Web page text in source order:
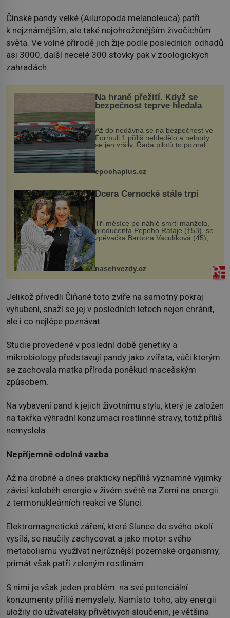
Čínské pandy velké (Ailuropoda melanoleuca) patří
k nejznámějším, ale také nejohroženějším živočichům
světa. Ve volné přírodě jich žije podle posledních odhadů
asi 3000, další necelé 300 stovky pak v zoologických
zahradách.
Na hraně přežití. Když se
bezpečnost teprve hledala
Až do nedávna se na bezpečnost ve
Formuli 1 příliš nehledělo a nehody
se jen vršily. Řada pilotů to poznala
na vlastní kůži, často s trvalými
následky nebo bohužel i ztrátou
života. Dnes nepochopiteln...
epochaplus.cz
Dcera Černocké stále trpí
Tři měsíce po náhlé smrti manžela,
producenta Pepeho Rafaje (†53), se
zpěvačka Barbora Vaculíková (45),
dcera Petry Černocké (75), poprvé
ozvala veřejnosti. Na sociální síti
sdílela, že se snaží fung...
nasehvezdy.cz
Jelikož přivedli Číňané toto zvíře na samotný pokraj
vyhubení, snaží se jej v posledních letech nejen chránit,
ale i co nejlépe poznávat.
Studie provedené v poslední době genetiky a
mikrobiology představují pandy jako zvířata, vůči kterým
se zachovala matka příroda poněkud macešským
způsobem.
Na vybavení pand k jejich životnímu stylu, který je založen
na takřka výhradní konzumaci rostlinné stravy, totiž příliš
nemyslela.
Nepříjemně odolná vazba
Až na drobné a dnes prakticky nepříliš významné výjimky
závisí koloběh energie v živém světě na Zemi na energii
z termonukleárních reakcí ve Slunci.
Elektromagnetické záření, které Slunce do svého okolí
vysílá, se naučily zachycovat a jako motor svého
metabolismu využívat nejrůznější pozemské organismy,
primát však patří zeleným rostlinám.
S nimi je však jeden problém: na své potenciální
konzumenty příliš nemyslely. Namísto toho, aby energii
uložily do uživatelsky přívětivých sloučenin, je většina